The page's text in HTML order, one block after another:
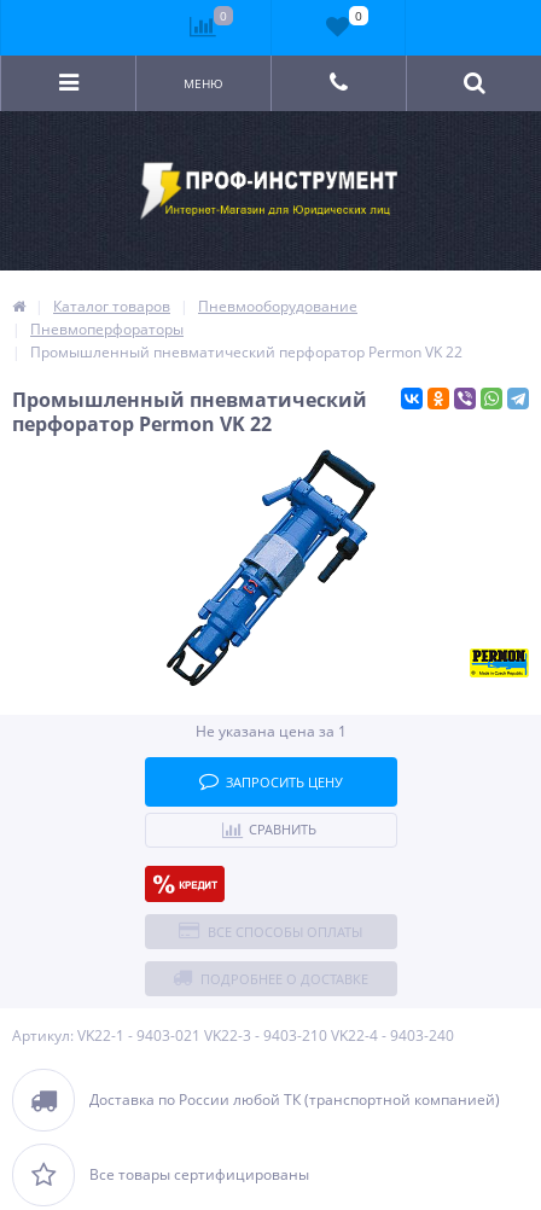
МЕНЮ
Каталог товаров
Пневмооборудование
Пневмоперфораторы
Промышленный пневматический перфоратор Permon VK 22
Промышленный пневматический
перфоратор Permon VK 22
Артикул: VK22-1 - 9403-021 VK22-3 - 9403-210 VK22-4 - 9403-240
Доставка по России любой ТК (транспортной компанией)
Все товары сертифицированы
Не указана цена за 1
ЗАПРОСИТЬ ЦЕНУ
СРАВНИТЬ
ВСЕ СПОСОБЫ ОПЛАТЫ
ПОДРОБНЕЕ О ДОСТАВКЕ
0 0